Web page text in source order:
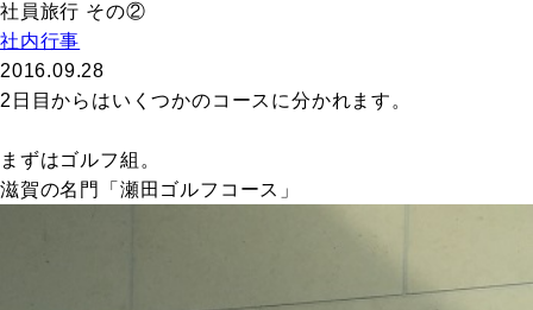
社員旅行 その②
社内行事
2016.09.28
2日目からはいくつかのコースに分かれます。
まずはゴルフ組。
滋賀の名門「瀬田ゴルフコース」